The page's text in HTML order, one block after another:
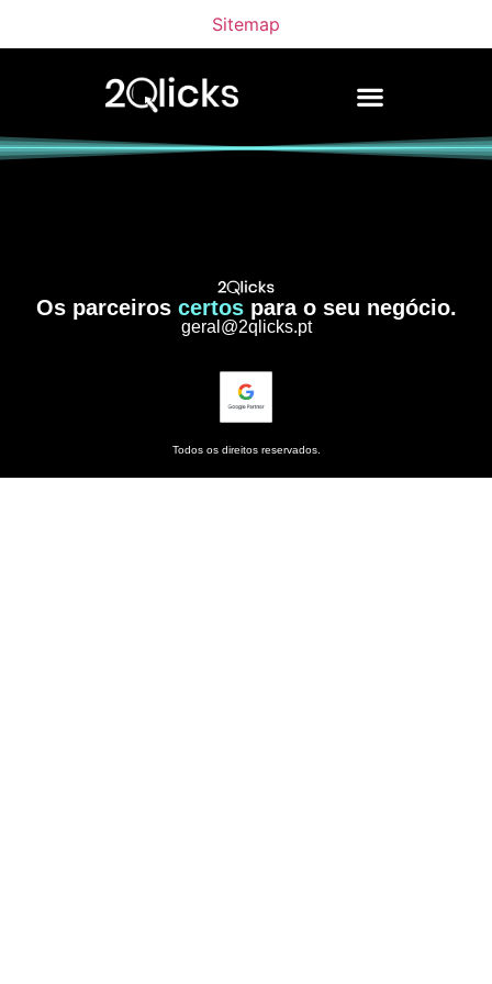
Sitemap
Os parceiros certospara o seu negócio.
geral@2qlicks.pt
Todos os direitos reservados.